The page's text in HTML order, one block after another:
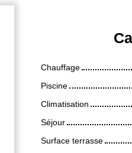
Chauffage
Piscine
Climatisation
Séjour
Surface terrasse